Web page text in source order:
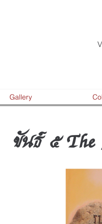
Gallery
ขันธ์ ๕ The